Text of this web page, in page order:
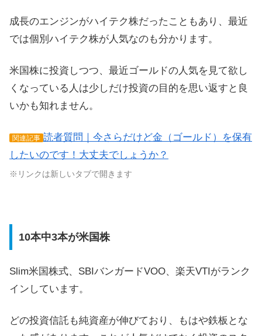
成長のエンジンがハイテク株だったこともあり、最近
では個別ハイテク株が人気なのも分かります。
米国株に投資しつつ、最近ゴールドの人気を見て欲し
くなっている人は少しだけ投資の目的を思い返すと良
いかも知れません。
関連記事 読者質問｜今さらだけど金（ゴールド）を保有
したいのです！大丈夫でしょうか？
※リンクは新しいタブで開きます
10本中3本が米国株
Slim米国株式、SBIバンガードVOO、楽天VTIがランク
インしています。
どの投資信託も純資産が伸びており、もはや鉄板とな